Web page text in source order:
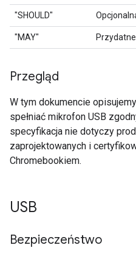
"SHOULD"
"MAY" Przydatne
Przegląd
W tym dokumencie
spełniać mikrofon USB
specyfikacja nie dotyczy
zaprojektowanych i
Chromebookiem.
USB
Bezpieczeństwo